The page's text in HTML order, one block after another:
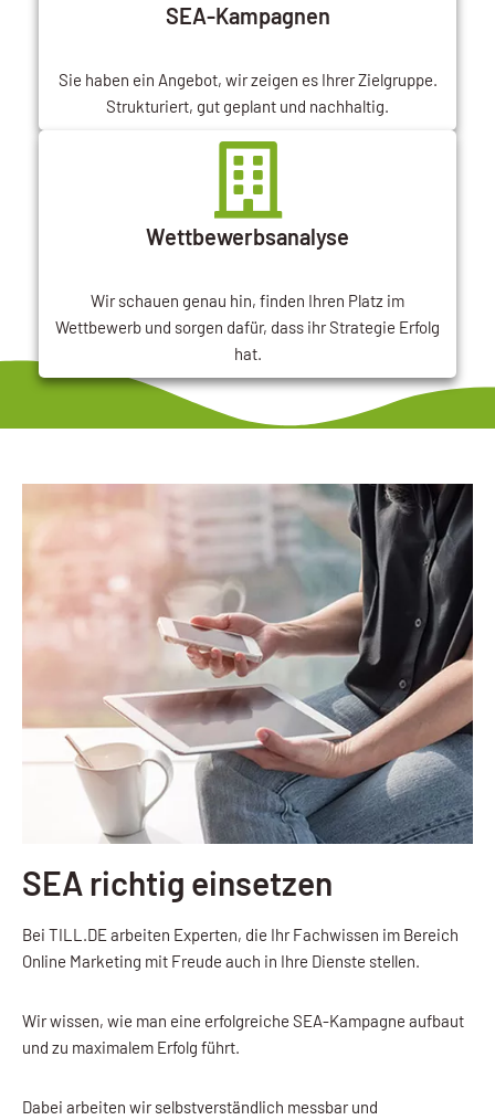
SEA-Kampagnen
Sie haben ein Angebot, wir zeigen es Ihrer Zielgruppe.
Strukturiert, gut geplant und nachhaltig.
Wettbewerbsanalyse
Wir schauen genau hin, finden Ihren Platz im
Wettbewerb und sorgen dafür, dass ihr Strategie Erfolg
hat.
SEA richtig einsetzen
Bei TILL.DE arbeiten Experten, die Ihr Fachwissen im Bereich
Online Marketing mit Freude auch in Ihre Dienste stellen.
Wir wissen, wie man eine erfolgreiche SEA-Kampagne aufbaut
und zu maximalem Erfolg führt.
Dabei arbeiten wir selbstverständlich messbar und